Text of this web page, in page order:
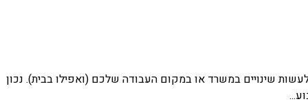
שינויים במשרד או במקום העבודה שלכם (ואפילו בבית). נכון